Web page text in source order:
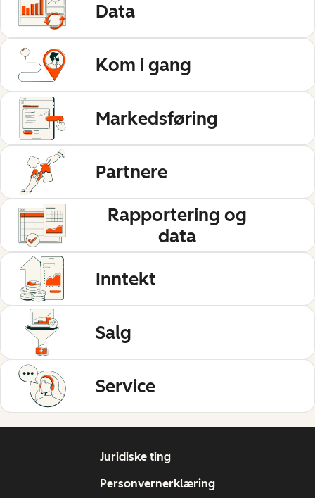
Data
Kom i gang
Markedsføring
Partnere
Rapportering og
data
Inntekt
Salg
Service
Juridiske ting
Personvernerklæring